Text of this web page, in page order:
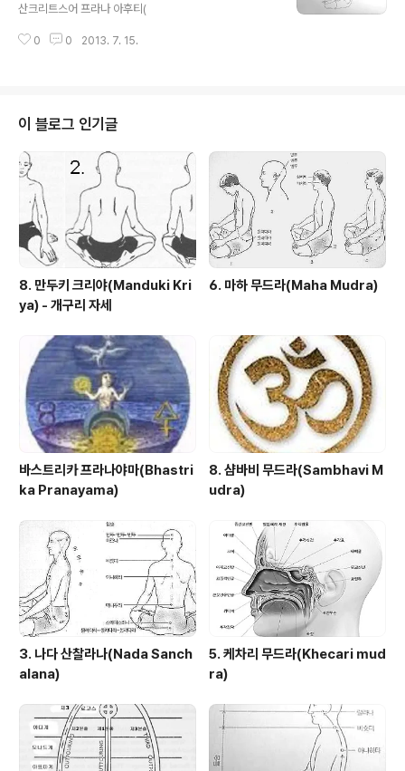
는 의식의 장애(業: 카르마, 業報: 상스카라)와 신체질환
리 '크리야 요가 기초' 16가지 행법과 '20 크리야 비전'에
산크리트스어 프라나 아후티(
0 0 2013. 7. 15.
이 블로그 인기글
8. 만두키 크리야(Manduki Kri
ya) - 개구리 자세
6. 마하 무드라(Maha Mudra)
바스트리카 프라나야마(Bhastri
ka Pranayama)
8. 샴바비 무드라(Sambhavi M
udra)
3. 나다 산찰라나(Nada Sanch
alana)
5. 케차리 무드라(Khecari mud
ra)